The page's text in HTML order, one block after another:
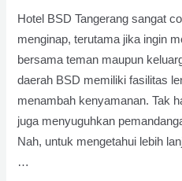
Hotel BSD Tangerang sangat
menginap, terutama jika ingin
bersama teman maupun
daerah BSD memiliki fasilitas
menambah kenyamanan. Tak
juga menyuguhkan
Nah, untuk mengetahui lebih
…